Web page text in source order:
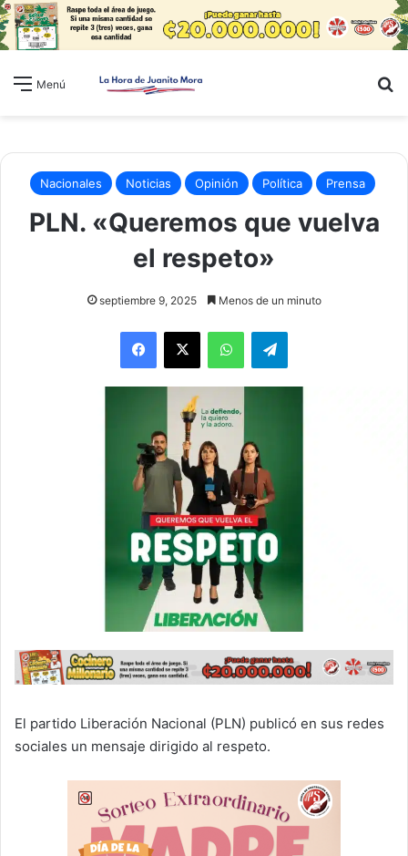
Menú
Nacionales Noticias Opinión Política Prensa
PLN. «Queremos que vuelva
el respeto»
septiembre 9, 2025 Menos de un minuto
WhatsAppTelegram
El partido Liberación Nacional (PLN) publicó en sus redes
sociales un mensaje dirigido al respeto.